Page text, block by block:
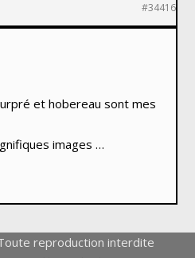
#34416
et hobereau sont mes
images …
reproduction interdite